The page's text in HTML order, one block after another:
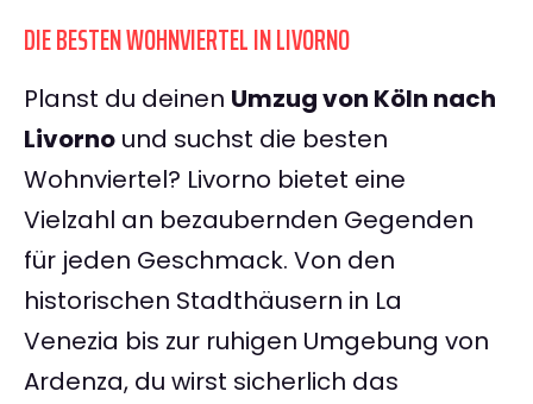
DIE BESTEN WOHNVIERTEL IN LIVORNO
Planst du deinen Umzug von Köln nach
Livorno und suchst die besten
Wohnviertel? Livorno bietet eine
Vielzahl an bezaubernden Gegenden
für jeden Geschmack. Von den
historischen Stadthäusern in La
Venezia bis zur ruhigen Umgebung von
Ardenza, du wirst sicherlich das